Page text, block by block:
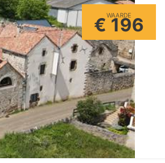
WAARDE
€ 196